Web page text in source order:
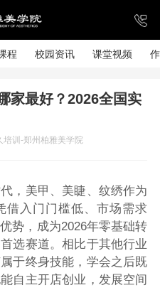
程 校园资讯 课堂视频
家最好？2026全国实
训-郑州柏雅美学院
，美甲、美睫、纹绣作为
借入门门槛低、市场需求
势，成为2026年零基础转
选赛道。相比于其他行业
于终身技能，学会之后既
自主开店创业，发展空间